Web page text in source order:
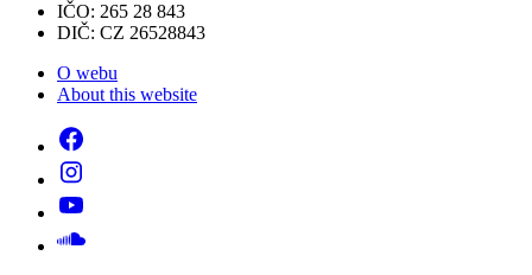
IČO: 265 28 843
DIČ: CZ 26528843
O webu
About this website